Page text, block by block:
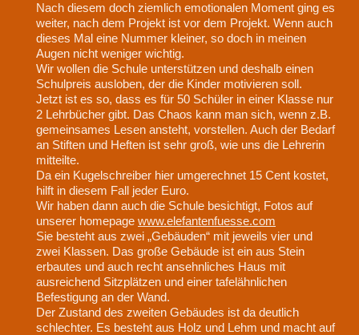
Nach diesem doch ziemlich emotionalen Moment ging es
weiter, nach dem Projekt ist vor dem Projekt. Wenn auch
dieses Mal eine Nummer kleiner, so doch in meinen
Augen nicht weniger wichtig.
Wir wollen die Schule unterstützen und deshalb einen
Schulpreis ausloben, der die Kinder motivieren soll.
Jetzt ist es so, dass es für 50 Schüler in einer Klasse nur
2 Lehrbücher gibt. Das Chaos kann man sich, wenn z.B.
gemeinsames Lesen ansteht, vorstellen. Auch der Bedarf
an Stiften und Heften ist sehr groß, wie uns die Lehrerin
mitteilte.
Da ein Kugelschreiber hier umgerechnet 15 Cent kostet,
hilft in diesem Fall jeder Euro.
Wir haben dann auch die Schule besichtigt, Fotos auf
unserer homepage www.elefantenfuesse.com
Sie besteht aus zwei „Gebäuden“ mit jeweils vier und
zwei Klassen. Das große Gebäude ist ein aus Stein
erbautes und auch recht ansehnliches Haus mit
ausreichend Sitzplätzen und einer tafelähnlichen
Befestigung an der Wand.
Der Zustand des zweiten Gebäudes ist da deutlich
schlechter. Es besteht aus Holz und Lehm und macht auf